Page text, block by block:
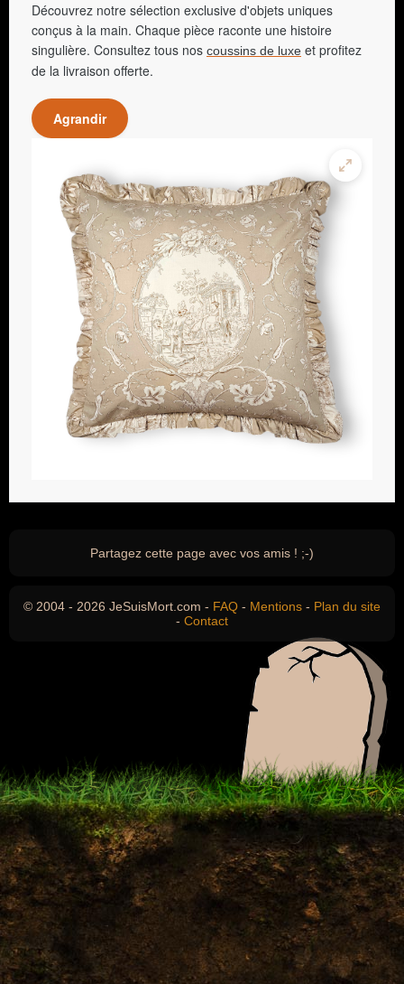
Découvrez notre sélection exclusive d'objets uniques
conçus à la main. Chaque pièce raconte une histoire
singulière. Consultez tous nos coussins de luxe et profitez
de la livraison offerte.
Agrandir
Partagez cette page avec vos amis ! ;-)
© 2004 - 2026 JeSuisMort.com - FAQ - Mentions - Plan du site
- Contact